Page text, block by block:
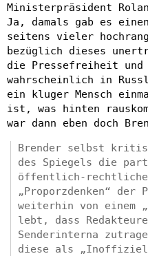
Ministerpräsident
Ja, damals gab es
seitens vieler
bezüglich dieses
die Pressefreiheit und
wahrscheinlich in
ein kluger Mensch
ist, was hinten
war dann eben doch
Brender selbst
des Spiegels die
öffentlich-
„Proporzdenken“
weiterhin von einem
lebt, dass
Senderinterna
diese als